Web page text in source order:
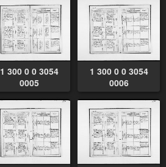
1 300 0 0 3054
0005
1 300 0 0 3054
0006